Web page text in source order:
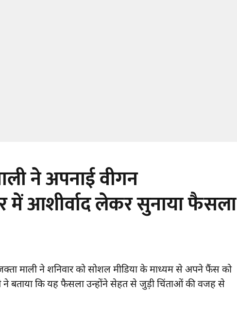
ने अपनाई वीगन
में आशीर्वाद लेकर सुनाया फैसला
माली ने शनिवार को सोशल मीडिया के माध्यम से अपने फैंस को
ने बताया कि यह फैसला उन्होंने सेहत से जुड़ी चिंताओं की वजह से